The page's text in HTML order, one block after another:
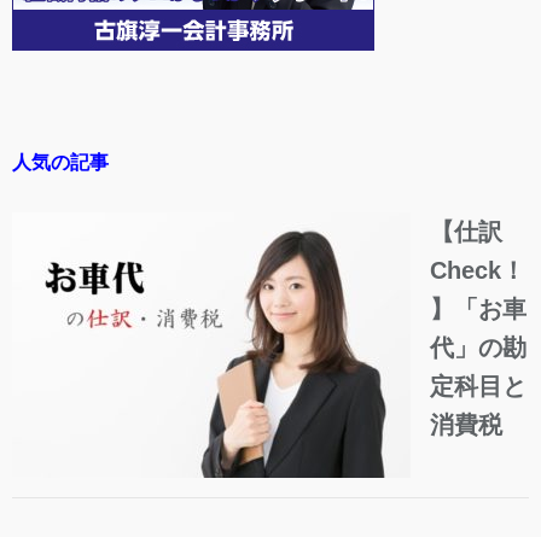
人気の記事
【仕訳
Check！
】「お車
代」の勘
定科目と
消費税